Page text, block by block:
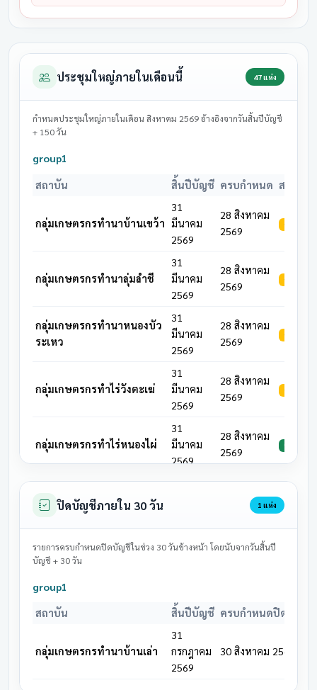
ประชุมใหญ่ภายในเดือนนี้ 47 แห่ง
กำหนดประชุมใหญ่ภายในเดือน สิงหาคม 2569 อ้างอิงจากวันสิ้นปีบัญชี
+ 150 วัน
group1
สถาบัน สิ้นปีบัญชี ครบกำหนด สถานะ
กลุ่มเกษตรกรทำนาบ้านเขว้า
31
มีนาคม
2569
28 สิงหาคม
2569
รอดำเนิน
กลุ่มเกษตรกรทำนาลุ่มลำชี
31
มีนาคม
2569
28 สิงหาคม
2569
รอดำเนิน
กลุ่มเกษตรกรทำนาหนองบัว
ระเหว
31
มีนาคม
2569
28 สิงหาคม
2569
รอดำเนิน
กลุ่มเกษตรกรทำไร่วังตะเฆ่
31
มีนาคม
2569
28 สิงหาคม
2569
รอดำเนิน
กลุ่มเกษตรกรทำไร่หนองไผ่
31
มีนาคม
2569
28 สิงหาคม
2569
ประชุมแ
ตาด
31
รอดำเนิน
สหกรณ์การเกษตรตลาดแร้ง
มีนาคม
28 สิงหาคม
แดง
มีนาคม
2569
ประชุมแ
31
มีนาคม
28 สิงหาคม
ปิดบัญชีภายใน 30 วัน 1 แห่ง
รายการครบกำหนดปิดบัญชีในช่วง 30 วันข้างหน้า โดยนับจากวันสิ้นปี
บัญชี + 30 วัน
group1
สถาบัน สิ้นปีบัญชี ครบกำหนดปิดบัญชี
กลุ่มเกษตรกรทำนาบ้านเล่า
31
กรกฎาคม
2569
30 สิงหาคม 2569